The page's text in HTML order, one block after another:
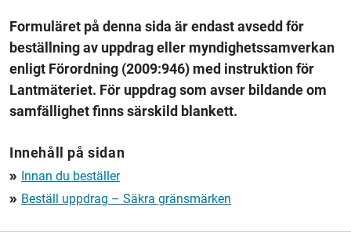
Formuläret på denna sida är endast avsedd för
beställning av uppdrag eller myndighetssamverkan
enligt Förordning (2009:946) med instruktion för
Lantmäteriet. För uppdrag som avser bildande om
samfällighet finns särskild blankett.
Innehåll på sidan
double_arrow Innan du beställer
double_arrow Beställ uppdrag – Säkra gränsmärken